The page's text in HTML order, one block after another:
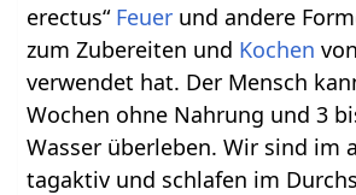
erectus“ Feuer und andere
zum Zubereiten und Kochen
verwendet hat. Der Mensch
Wochen ohne Nahrung und 3
Wasser überleben. Wir sind im
tagaktiv und schlafen im